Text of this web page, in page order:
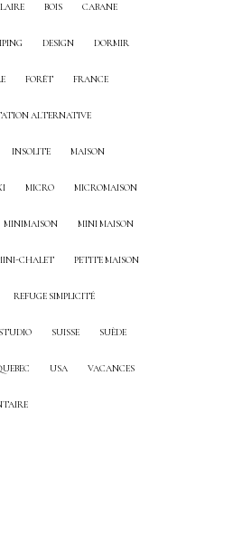
BOIS CABANE
DESIGN DORMIR
FORÊT FRANCE
ALTERNATIVE
INSOLITE MAISON
MICRO MICROMAISON
MINIMAISON MINI MAISON
CHALET PETITE MAISON
REFUGE SIMPLICITÉ
STUDIO SUISSE SUÈDE
USA VACANCES